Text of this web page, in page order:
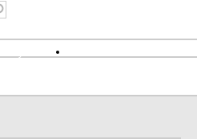
Nyhetsbrev